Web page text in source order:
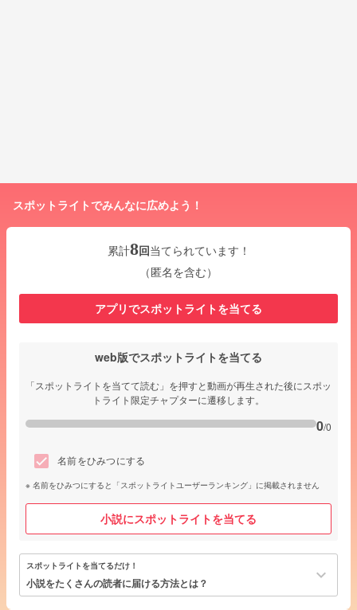
スポットライトでみんなに広めよう！
累計8回当てられています！
（匿名を含む）
アプリでスポットライトを当てる
web版でスポットライトを当てる
「スポットライトを当てて読む」を押すと動画が再生された後にスポッ
トライト限定チャプターに遷移します。
0/0
名前をひみつにする
名前をひみつにすると「スポットライトユーザーランキング」に掲載されません
小説にスポットライトを当てる
スポットライトを当てるだけ！
小説をたくさんの読者に届ける方法とは？ keyboard_arrow_down